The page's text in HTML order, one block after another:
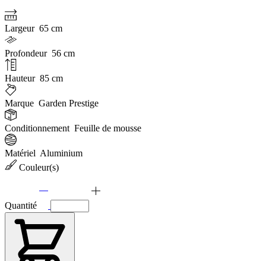
Largeur 65 cm
Profondeur 56 cm
Hauteur 85 cm
Marque Garden Prestige
Conditionnement Feuille de mousse
Matériel Aluminium
Couleur(s)
Quantité